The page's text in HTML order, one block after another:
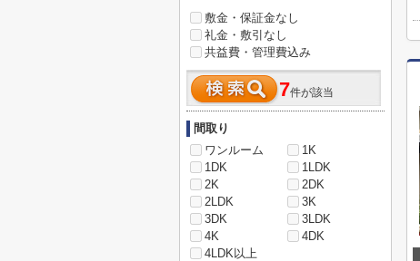
敷金・保証金なし
礼金・敷引なし
共益費・管理費込み
7件が該当
間取り
ワンルーム
1K
1DK
1LDK
2K
2DK
2LDK
3K
3DK
3LDK
4K
4DK
4LDK以上